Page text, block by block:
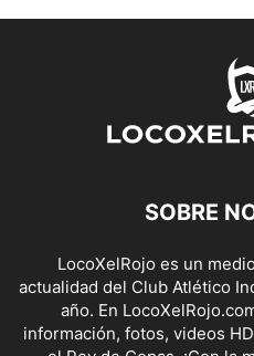
SOBRE
LocoXelRojo es un
actualidad del Club Atlético
año. En
información, fotos, videos